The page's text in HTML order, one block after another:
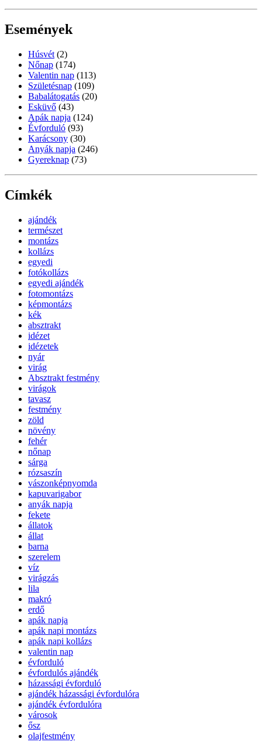
Események
Húsvét (2)
Nőnap (174)
Valentin nap (113)
Születésnap (109)
Babalátogatás (20)
Esküvő (43)
Apák napja (124)
Évforduló (93)
Karácsony (30)
Anyák napja (246)
Gyereknap (73)
Címkék
ajándék
természet
montázs
kollázs
egyedi
fotókollázs
egyedi ajándék
fotomontázs
képmontázs
kék
absztrakt
idézet
idézetek
nyár
virág
Absztrakt festmény
virágok
tavasz
festmény
zöld
növény
fehér
nőnap
sárga
rózsaszín
vászonképnyomda
kapuvarigabor
anyák napja
fekete
állatok
állat
barna
szerelem
víz
virágzás
lila
makró
erdő
apák napja
apák napi montázs
apák napi kollázs
valentin nap
évforduló
évfordulós ajándék
házassági évforduló
ajándék házassági évfordulóra
ajándék évfordulóra
városok
ősz
olajfestmény